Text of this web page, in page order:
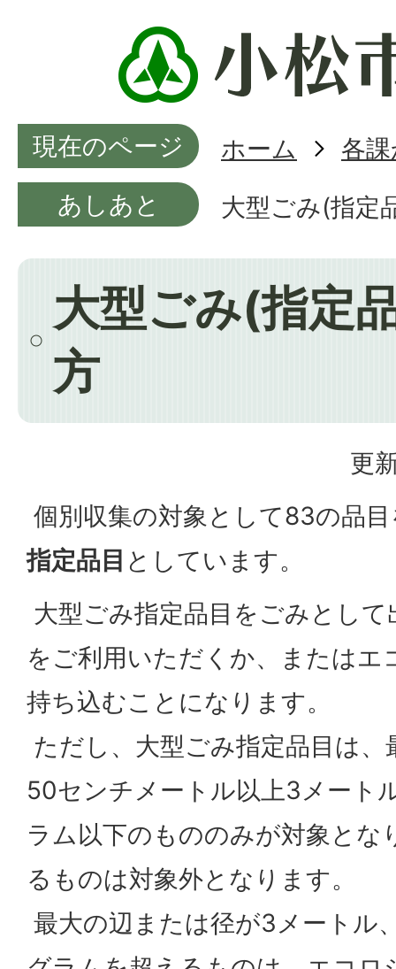
現在のページ ホーム
各
あしあと
大型ごみ(指定
大型ごみ(指定
方
更
個別収集の対象として83の品
指定品目 としています。
大型ごみ指定品目をごみとし
をご利用いただくか、またはエ
持ち込むことになります。
ただし、大型ごみ指定品目は
50センチメートル以上3メート
ラム以下のもののみが対象とな
るものは対象外となります。
最大の辺または径が3メートル